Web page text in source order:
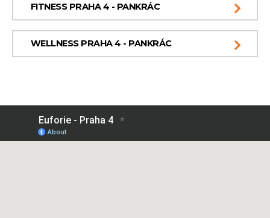
FITNESS PRAHA 4 - PANKRÁC
WELLNESS PRAHA 4 - PANKRÁC